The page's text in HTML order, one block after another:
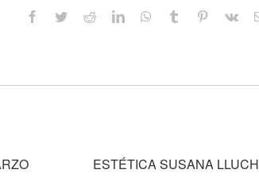
Facebook
TwitterRedditLinkedInWhatsApp
Tumblr Pinterest
Vk
ESTÉTICA SUSANA LLUCH